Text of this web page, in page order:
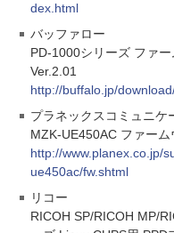
dex.html
バッファロー
PD-1000シリーズ ファ
Ver.2.01
http://buffalo.jp/
プラネックスコミュニケ
MZK-UE450AC ファー
http://www.planex.co.jp/
ue450ac/fw.shtml
リコー
RICOH SP/RICOH MP/